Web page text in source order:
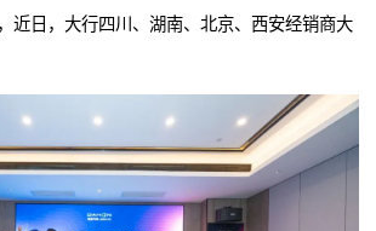
近日，大行四川、湖南、北京、西安经销商大